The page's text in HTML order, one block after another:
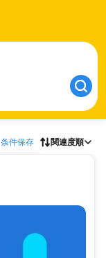
条件保存 関連度順